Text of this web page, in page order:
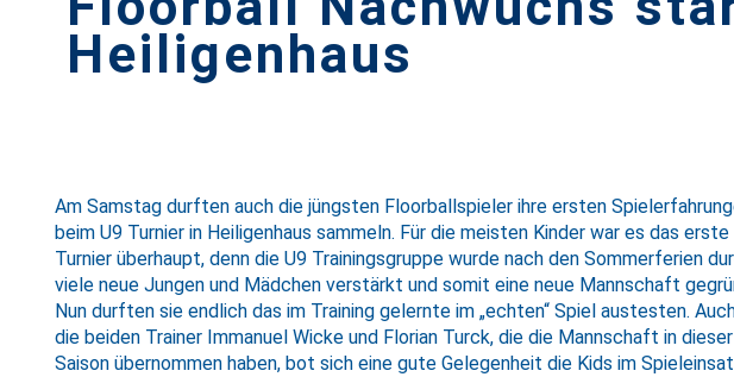
Heiligenhaus
Am Samstag durften auch die jüngsten Floorballspieler ihre ersten
beim U9 Turnier in Heiligenhaus sammeln. Für die meisten Kinder war es das erste
Turnier überhaupt, denn die U9 Trainingsgruppe wurde nach den Sommerferien
viele neue Jungen und Mädchen verstärkt und somit eine neue Mannschaft
Nun durften sie endlich das im Training gelernte im „echten“ Spiel austesten.
die beiden Trainer Immanuel Wicke und Florian Turck, die die Mannschaft in dieser
Saison übernommen haben, bot sich eine gute Gelegenheit die Kids im